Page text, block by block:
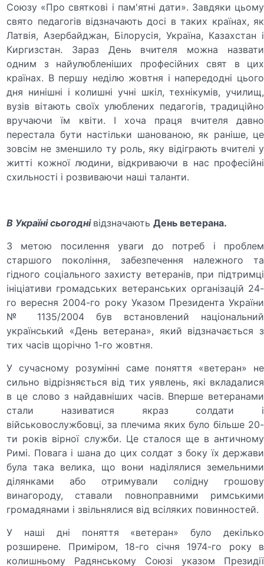
Союзу «Про святкові і пам'ятні дати». Завдяки цьому
свято педагогів відзначають досі в таких країнах, як
Латвія, Азербайджан, Білорусія, Україна, Казахстан і
Киргизстан. Зараз День вчителя можна назвати
одним з найулюбленіших професійних свят в цих
країнах. В першу неділю жовтня і напередодні цього
дня нинішні і колишні учні шкіл, технікумів, училищ,
вузів вітають своїх улюблених педагогів, традиційно
вручаючи їм квіти. І хоча праця вчителя давно
перестала бути настільки шанованою, як раніше, це
зовсім не зменшило ту роль, яку відіграють вчителі у
житті кожної людини, відкриваючи в нас професійні
схильності і розвиваючи наші таланти.
В Україні сьогодні відзначаютьДень ветерана.
З метою посилення уваги до потреб і проблем
старшого покоління, забезпечення належного та
гідного соціального захисту ветеранів, при підтримці
ініціативи громадських ветеранських організацій 24-
го вересня 2004-го року Указом Президента України
№ 1135/2004 був встановлений національний
український «День ветерана», який відзначається з
тих часів щорічно 1-го жовтня.
У сучасному розумінні саме поняття «ветеран» не
сильно відрізняється від тих уявлень, які вкладалися
в це слово з найдавніших часів. Вперше ветеранами
стали називатися якраз солдати і
військовослужбовці, за плечима яких було більше 20-
ти років вірної служби. Це сталося ще в античному
Римі. Повага і шана до цих солдат з боку їх держави
була така велика, що вони наділялися земельними
ділянками або отримували солідну грошову
винагороду, ставали повноправними римськими
громадянами і звільнялися від всіляких повинностей.
У наші дні поняття «ветеран» було декілько
розширене. Приміром, 18-го січня 1974-го року в
колишньому Радянському Союзі указом Президії